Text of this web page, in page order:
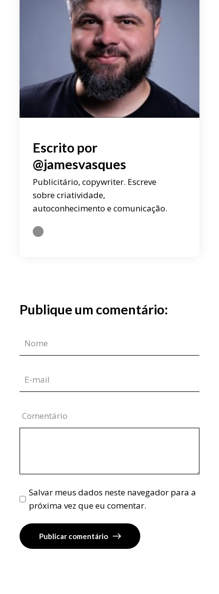
Escrito por
@jamesvasques
Publicitário, copywriter. Escreve
sobre criatividade,
autoconhecimento e comunicação.
Publique um comentário:
Comentário
Salvar meus dados neste navegador para a
próxima vez que eu comentar.
Publicar comentário